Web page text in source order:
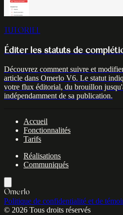
TUTORIEL
Éditer les statuts de
Découvrez comment suivre et
article dans Omerlo V6. Le statut
votre flux éditorial, du brouillon
indépendamment de sa publication.
Accueil
Fonctionnalités
Tarifs
Réalisations
Communiqués
Omerlo
Politique de confidentialité et de
© 2026 Tous droits réservés